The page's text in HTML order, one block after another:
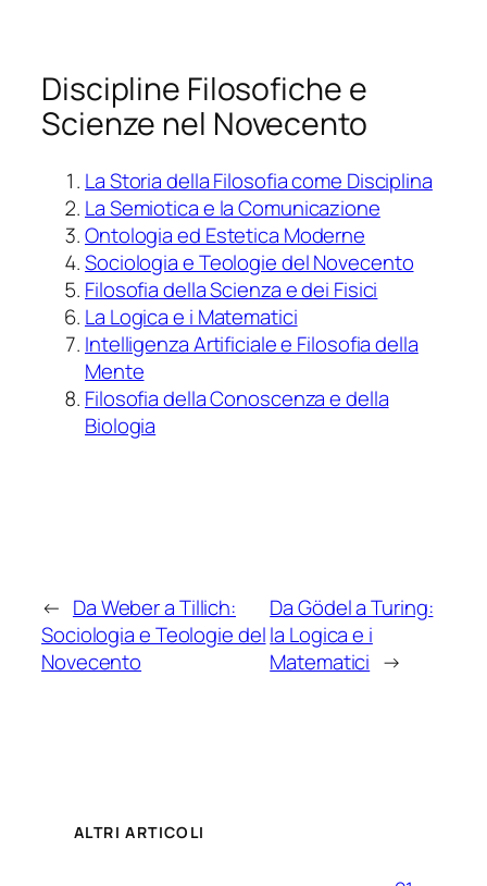
Discipline Filosofiche e
Scienze nel Novecento
La Storia della Filosofia come Disciplina
La Semiotica e la Comunicazione
Ontologia ed Estetica Moderne
Sociologia e Teologie del Novecento
Filosofia della Scienza e dei Fisici
La Logica e i Matematici
Intelligenza Artificiale e Filosofia della
Mente
Filosofia della Conoscenza e della
Biologia
← Da Weber a Tillich:
Sociologia e Teologie del
Novecento
Da Gödel a Turing:
la Logica e i
Matematici →
ALTRI ARTICOLI